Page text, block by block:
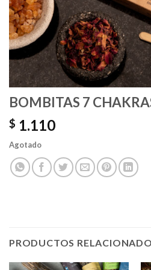
BOMBITAS 7
$ 1.110
Agotado
PRODUCTOS